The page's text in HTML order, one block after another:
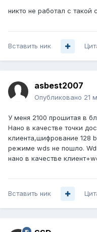
никто не работал с такой
Вставить ник
asbest2007
Опубликовано 21
У меня 2100 прошитая в
Нано в качестве точки
клиента,шифрование 128
режиме wds не пошло.
нано в качестве
Вставить ник